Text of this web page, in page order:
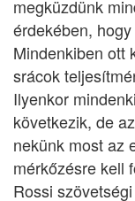
megküzdünk
érdekében,
Mindenkiben ott
srácok
Ilyenkor
következik, de
nekünk most az
mérkőzésre kell
Rossi